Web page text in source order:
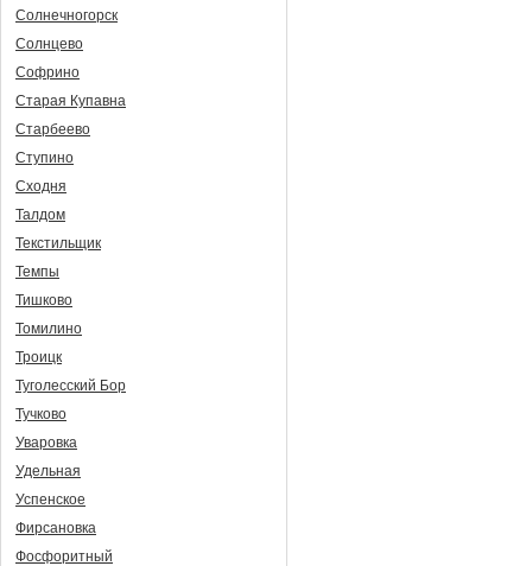
Солнечногорск
Солнцево
Софрино
Старая Купавна
Старбеево
Ступино
Сходня
Талдом
Текстильщик
Темпы
Тишково
Томилино
Троицк
Туголесский Бор
Тучково
Уваровка
Удельная
Успенское
Фирсановка
Фосфоритный